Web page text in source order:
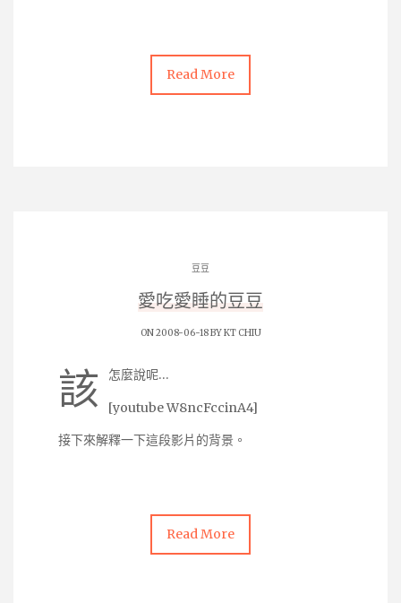
Read More
豆豆
愛吃愛睡的豆豆
ON 2008-06-18 BYKT CHIU
該 怎麼說呢…
[youtube W8ncFccinA4]
接下來解釋一下這段影片的背景。
Read More